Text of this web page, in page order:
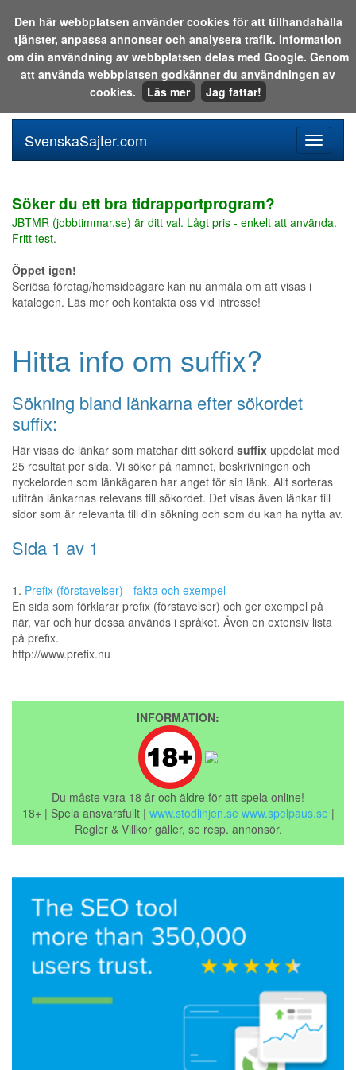
Sök i katalogen eller på webben:
meny
SvenskaSajter.com
Söker du ett bra tidrapportprogram?
JBTMR (jobbtimmar.se) är ditt val. Lågt pris - enkelt att använda.
Fritt test.
Öppet igen!
Seriösa företag/hemsideägare kan nu anmäla om att visas i
katalogen. Läs mer och kontakta oss vid intresse!
Hitta info om suffix?
Sökning bland länkarna efter sökordet
suffix:
Här visas de länkar som matchar ditt sökord suffix uppdelat med
25 resultat per sida. Vi söker på namnet, beskrivningen och
nyckelorden som länkägaren har anget för sin länk. Allt sorteras
utifrån länkarnas relevans till sökordet. Det visas även länkar till
sidor som är relevanta till din sökning och som du kan ha nytta av.
Sida 1 av 1
1. Prefix (förstavelser) - fakta och exempel
En sida som förklarar prefix (förstavelser) och ger exempel på
när, var och hur dessa används i språket. Även en extensiv lista
på prefix.
http://www.prefix.nu
INFORMATION:
Du måste vara 18 år och äldre för att spela online!
18+ | Spela ansvarsfullt | www.stodlinjen.se www.spelpaus.se |
Regler & Villkor gäller, se resp. annonsör.
Den här webbplatsen använder cookies för att tillhandahålla
tjänster, anpassa annonser och analysera trafik. Information
om din användning av webbplatsen delas med Google. Genom
att använda webbplatsen godkänner du användningen av
cookies.
Läs mer Jag fattar!